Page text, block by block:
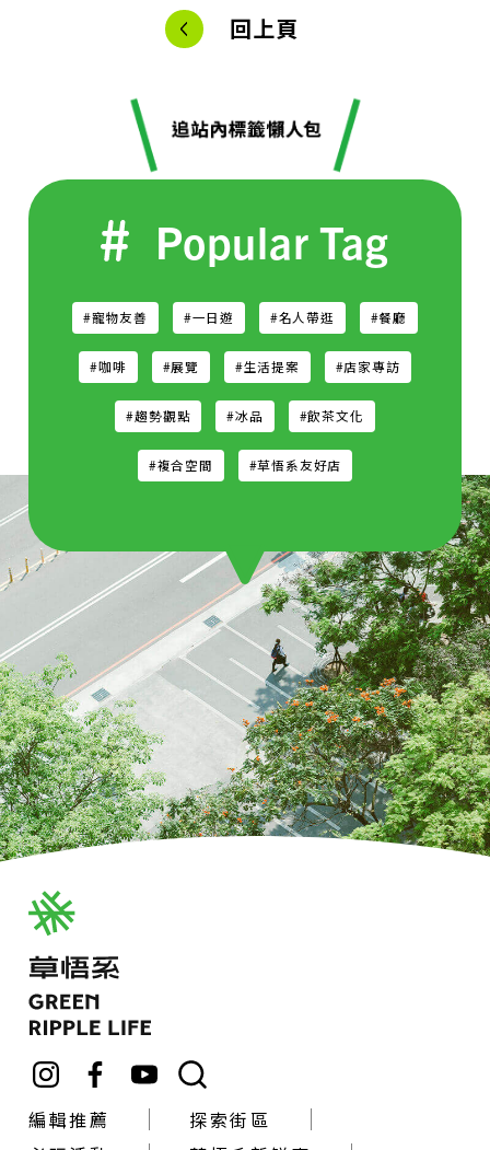
回上頁
Popular Tag
#寵物友善 #一日遊 #名人帶逛 #餐廳
#咖啡 #展覽 #生活提案 #店家專訪
#趨勢觀點 #冰品 #飲茶文化
#複合空間 #草悟系友好店
編輯推薦
探索街區